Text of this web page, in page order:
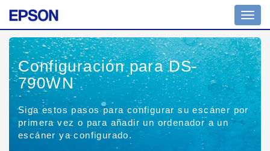
Configuración para DS-
790WN
Siga estos pasos para configurar su escáner por
primera vez o para añadir un ordenador a un
escáner ya configurado.